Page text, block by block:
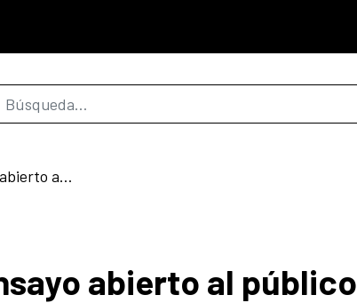
de búsqueda
“La comedia de la olla”. Ensayo abierto al público
abierto al público